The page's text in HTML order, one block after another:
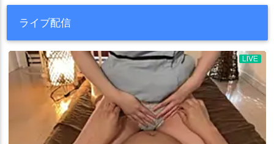
ライブ配信